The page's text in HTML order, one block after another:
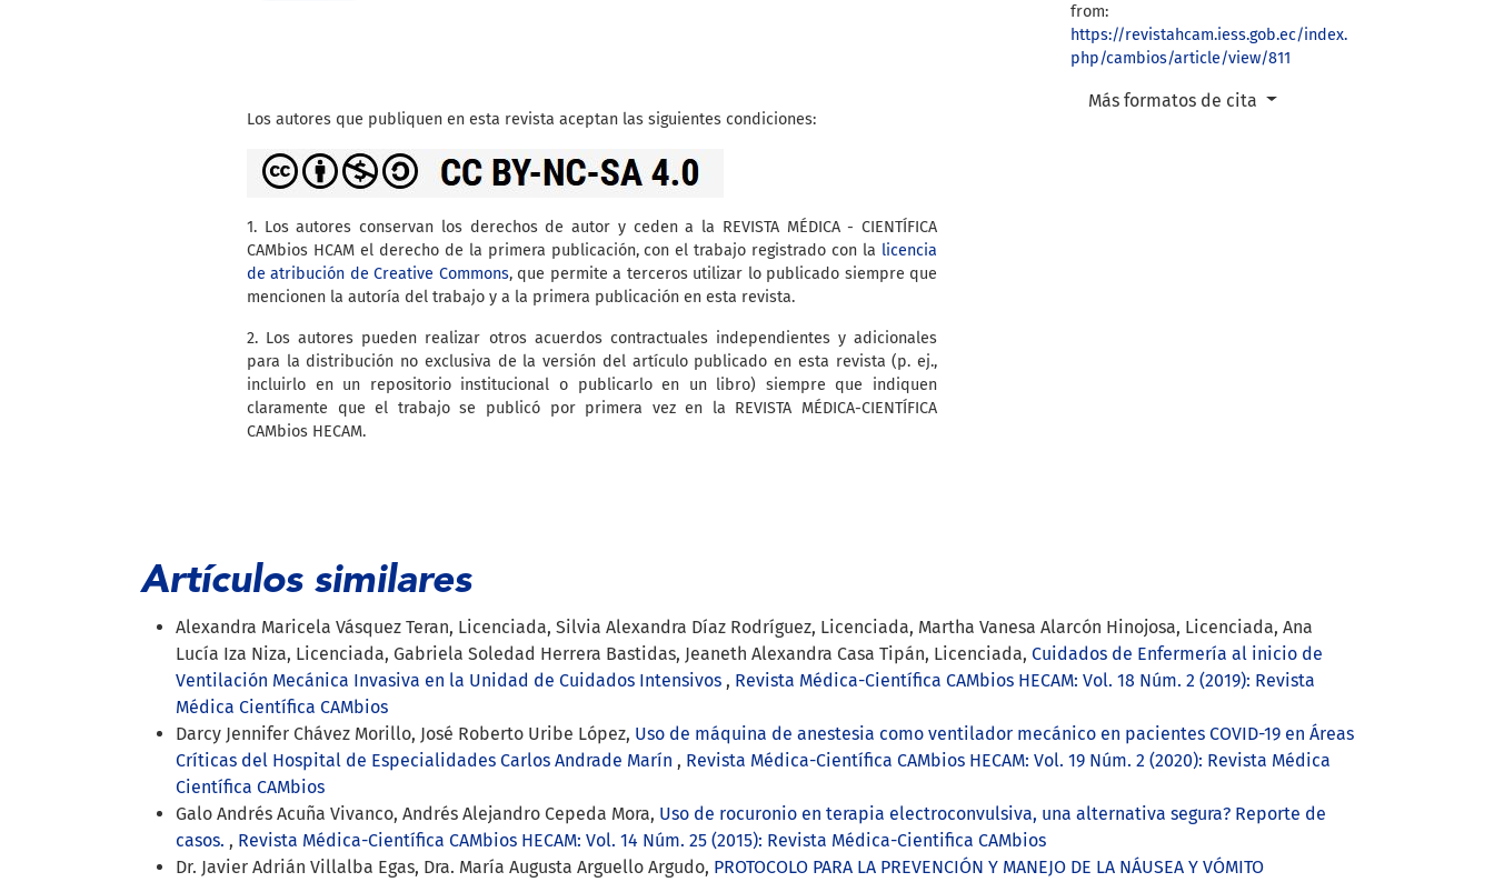
from:
https://revistahcam.iess.gob.ec/index.
php/cambios/article/view/811
Más formatos de cita
Los autores que publiquen en esta revista aceptan las siguientes condiciones:
1. Los autores conservan los derechos de autor y ceden a la REVISTA MÉDICA - CIENTÍFICA
CAMbios HCAM el derecho de la primera publicación, con el trabajo registrado con la licencia
de atribución de Creative Commons, que permite a terceros utilizar lo publicado siempre que
mencionen la autoría del trabajo y a la primera publicación en esta revista.
2. Los autores pueden realizar otros acuerdos contractuales independientes y adicionales
para la distribución no exclusiva de la versión del artículo publicado en esta revista (p. ej.,
incluirlo en un repositorio institucional o publicarlo en un libro) siempre que indiquen
claramente que el trabajo se publicó por primera vez en la REVISTA MÉDICA-CIENTÍFICA
CAMbios HECAM.
Artículos similares
Alexandra Maricela Vásquez Teran, Licenciada, Silvia Alexandra Díaz Rodríguez, Licenciada, Martha Vanesa Alarcón Hinojosa, Licenciada, Ana
Lucía Iza Niza, Licenciada, Gabriela Soledad Herrera Bastidas, Jeaneth Alexandra Casa Tipán, Licenciada, Cuidados de Enfermería al inicio de
Ventilación Mecánica Invasiva en la Unidad de Cuidados Intensivos , Revista Médica-Científica CAMbios HECAM: Vol. 18 Núm. 2 (2019): Revista
Médica Científica CAMbios
Darcy Jennifer Chávez Morillo, José Roberto Uribe López, Uso de máquina de anestesia como ventilador mecánico en pacientes COVID-19 en Áreas
Críticas del Hospital de Especialidades Carlos Andrade Marín , Revista Médica-Científica CAMbios HECAM: Vol. 19 Núm. 2 (2020): Revista Médica
Científica CAMbios
Galo Andrés Acuña Vivanco, Andrés Alejandro Cepeda Mora, Uso de rocuronio en terapia electroconvulsiva, una alternativa segura? Reporte de
casos. , Revista Médica-Científica CAMbios HECAM: Vol. 14 Núm. 25 (2015): Revista Médica-Cientifica CAMbios
Dr. Javier Adrián Villalba Egas, Dra. María Augusta Arguello Argudo, PROTOCOLO PARA LA PREVENCIÓN Y MANEJO DE LA NÁUSEA Y VÓMITO